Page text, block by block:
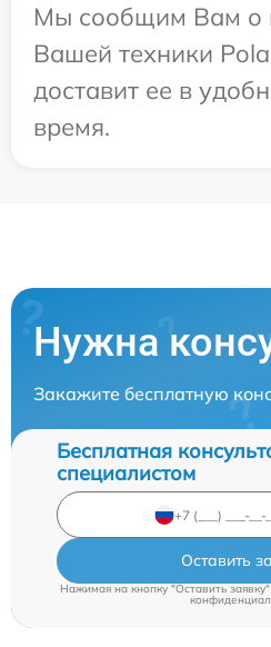
Мы сообщим Вам о
Вашей техники
доставит ее в
время.
Нужна
Закажите бесплатную
Бесплатная
специалистом
Оставить
Нажимая на кнопку "Оставить